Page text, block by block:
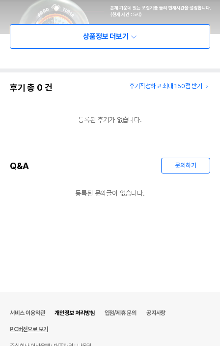
상품정보 더보기
후기 총 0 건 후기작성하고 최대 150점 받기
등록된 후기가 없습니다.
Q&A 문의하기
등록된 문의글이 없습니다.
서비스 이용약관 개인정보 처리방침 입점/제휴 문의 공지사항
PC버전으로 보기